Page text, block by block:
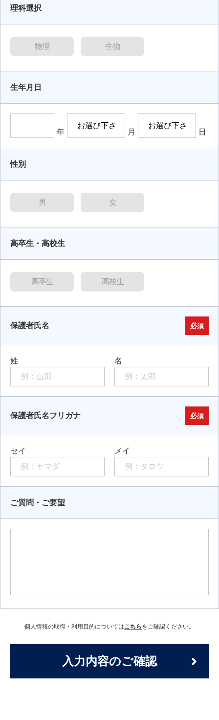
理科選択
物理 生物
生年月日
年 月 日
性別
男 女
高卒生・高校生
高卒生 高校生
保護者氏名 必須
姓 名
保護者氏名フリガナ 必須
セイ メイ
ご質問・ご要望
個人情報の取得・利用目的についてはこちらをご確認ください。
入力内容のご確認